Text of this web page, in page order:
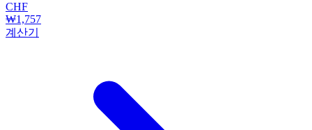
CHF
₩1,757
계산기